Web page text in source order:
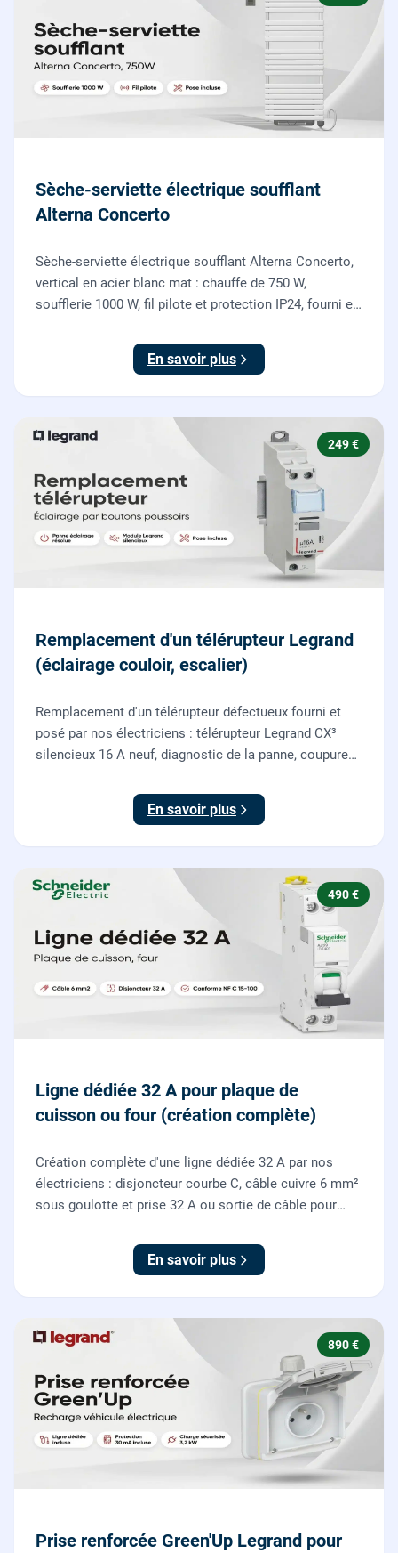
Sèche-serviette électrique soufflant
Alterna Concerto
Sèche-serviette électrique soufflant Alterna Concerto,
vertical en acier blanc mat : chauffe de 750 W,
soufflerie 1000 W, fil pilote et protection IP24, fourni et
En savoir plus
249 €
Remplacement d'un télérupteur Legrand
(éclairage couloir, escalier)
Remplacement d'un télérupteur défectueux fourni et
posé par nos électriciens : télérupteur Legrand CX³
silencieux 16 A neuf, diagnostic de la panne, coupure
boutons poussoirs.
En savoir plus
490 €
Ligne dédiée 32 A pour plaque de
cuisson ou four (création complète)
Création complète d'une ligne dédiée 32 A par nos
électriciens : disjoncteur courbe C, câble cuivre 6 mm²
sous goulotte et prise 32 A ou sortie de câble pour
En savoir plus
890 €
Prise renforcée Green'Up Legrand pour